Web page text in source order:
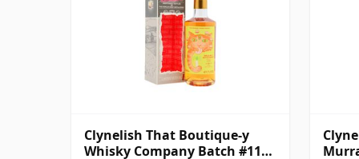
Clynelish That Boutique-y
Whisky Company Batch #11